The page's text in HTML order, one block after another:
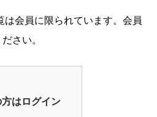
は会員に限られています。会員
さい。
はログイン